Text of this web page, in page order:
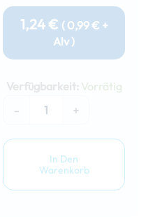
1,24 € ( 0,99€ +
Alv )
Verfügbarkeit: Vorrätig
-
Produkt/Produkte
1€
+
In Den
Warenkorb